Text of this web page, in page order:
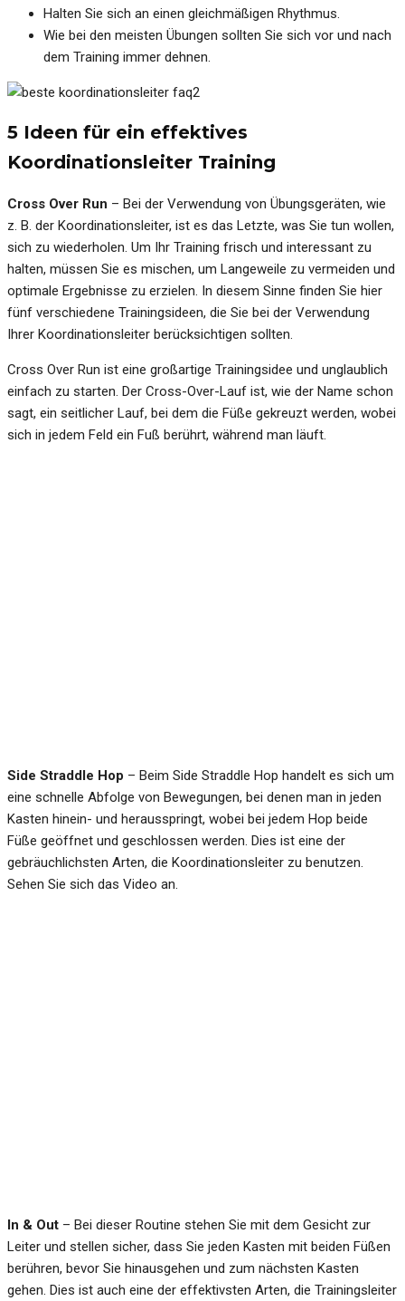
Halten Sie sich an einen gleichmäßigen Rhythmus.
Wie bei den meisten Übungen sollten Sie sich vor und nach
dem Training immer dehnen.
5 Ideen für ein effektives
Koordinationsleiter Training
Cross Over Run – Bei der Verwendung von Übungsgeräten, wie
z. B. der Koordinationsleiter, ist es das Letzte, was Sie tun wollen,
sich zu wiederholen. Um Ihr Training frisch und interessant zu
halten, müssen Sie es mischen, um Langeweile zu vermeiden und
optimale Ergebnisse zu erzielen. In diesem Sinne finden Sie hier
fünf verschiedene Trainingsideen, die Sie bei der Verwendung
Ihrer Koordinationsleiter berücksichtigen sollten.
Cross Over Run ist eine großartige Trainingsidee und unglaublich
einfach zu starten. Der Cross-Over-Lauf ist, wie der Name schon
sagt, ein seitlicher Lauf, bei dem die Füße gekreuzt werden, wobei
sich in jedem Feld ein Fuß berührt, während man läuft.
Side Straddle Hop – Beim Side Straddle Hop handelt es sich um
eine schnelle Abfolge von Bewegungen, bei denen man in jeden
Kasten hinein- und herausspringt, wobei bei jedem Hop beide
Füße geöffnet und geschlossen werden. Dies ist eine der
gebräuchlichsten Arten, die Koordinationsleiter zu benutzen.
Sehen Sie sich das Video an.
In & Out – Bei dieser Routine stehen Sie mit dem Gesicht zur
Leiter und stellen sicher, dass Sie jeden Kasten mit beiden Füßen
berühren, bevor Sie hinausgehen und zum nächsten Kasten
gehen. Dies ist auch eine der effektivsten Arten, die Trainingsleiter